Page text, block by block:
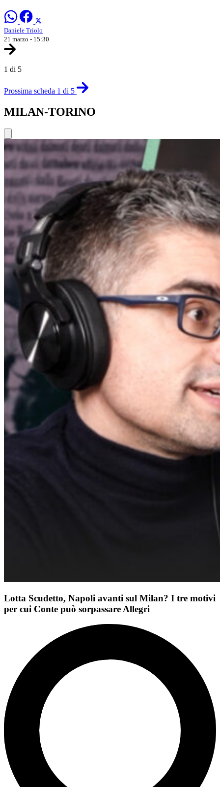
Daniele Triolo
21 marzo - 15:30
1 di 5
Prossima scheda 1 di 5
MILAN-TORINO
Lotta Scudetto, Napoli avanti sul Milan? I tre motivi
per cui Conte può sorpassare Allegri